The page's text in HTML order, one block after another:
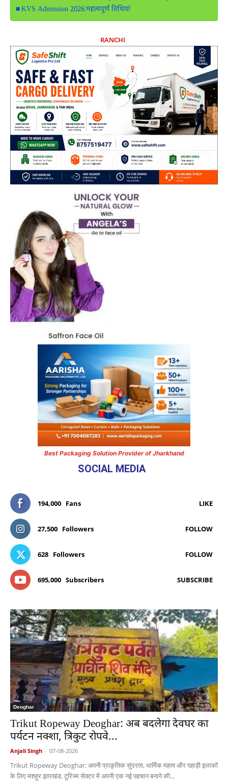
KVS Admission 2026:महत्वपूर्ण तिथियां
RANCHI
Best Packaging Solution Provider of Jharkhand
SOCIAL MEDIA
194,000 Fans LIKE
27,500 Followers FOLLOW
628 Followers FOLLOW
695,000 Subscribers SUBSCRIBE
Deoghar
Trikut Ropeway Deoghar: अब बदलेगा देवघर का
पर्यटन नक्शा, त्रिकुट रोपवे...
Anjali Singh - 07-08-2026
Trikut Ropeway Deoghar: अपनी प्राकृतिक सुंदरता, धार्मिक महत्व और पहाड़ी इलाकों
के लिए मशहूर झारखंड, टूरिज्म सेक्टर में अपनी एक नई पहचान बनाने की...